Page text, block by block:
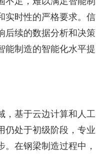
实时性的严格要求。信
后续的数据分析和决策
能制造的智能化水平提
基于云边计算和人工
仍处于初级阶段，专业
在钢梁制造过程中，